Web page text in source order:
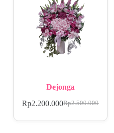
Dejonga
Rp2.500.000
Rp2.200.000